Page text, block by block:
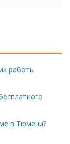
работы
в Тюмени?